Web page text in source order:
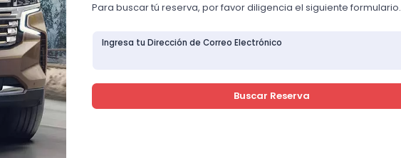
Para buscar tú reserva, por favor diligencia el siguiente formulario.
Ingresa tu Dirección de Correo Electrónico
Buscar Reserva